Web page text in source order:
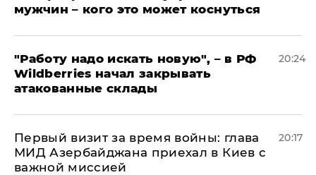
мужчин – кого это может коснуться
"Работу надо искать новую", – в РФ
Wildberries начал закрывать
атакованные склады
20:24
Первый визит за время войны: глава
МИД Азербайджана приехал в Киев с
важной миссией
20:17